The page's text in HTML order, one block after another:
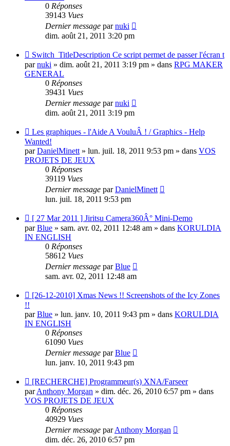
0 Réponses
39143 Vues
Dernier message parnuki
dim. août 21, 2011 3:20 pm
Nouveau
message
Switch_TitleDescription Ce script permet de passer l'écran t
parnuki » dim. août 21, 2011 3:19 pm » dans RPG MAKER
GENERAL
0 Réponses
39431 Vues
Dernier message parnuki
dim. août 21, 2011 3:19 pm
Nouveau
message
Les graphiques - l'Aide A VouluÂ ! / Graphics - Help
Wanted!
parDanielMinett» lun. juil. 18, 2011 9:53 pm » dans VOS
PROJETS DE JEUX
0 Réponses
39119 Vues
Dernier message parDanielMinett
lun. juil. 18, 2011 9:53 pm
Nouveau
message
[ 27 Mar 2011 ] Jiritsu Camera360Â° Mini-Demo
parBlue » sam. avr. 02, 2011 12:48 am » dans KORULDIA
IN ENGLISH
0 Réponses
58612 Vues
Dernier message parBlue
sam. avr. 02, 2011 12:48 am
Nouveau
[26-12-2010] Xmas News !! Screenshots of the Icy Zones
!!
parBlue » lun. janv. 10, 2011 9:43 pm » dans KORULDIA
IN ENGLISH
0 Réponses
61090 Vues
Dernier message parBlue
lun. janv. 10, 2011 9:43 pm
Nouveau
message
[RECHERCHE] Programmeur(s) XNA/Farseer
parAnthony Morgan » dim. déc. 26, 2010 6:57 pm » dans
VOS PROJETS DE JEUX
0 Réponses
40929 Vues
Dernier message parAnthony Morgan
dim. déc. 26, 2010 6:57 pm